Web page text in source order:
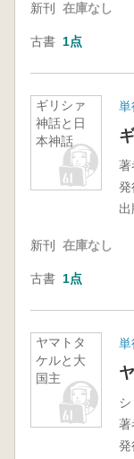
新刊 在庫なし
古書 1点
ギリシァ
神話と日
本神話
単
著
発
出
新刊 在庫なし
古書 1点
ヤマトタ
ケルと大
国主
単
シ
著
発